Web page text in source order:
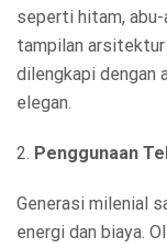
seperti hitam, abu-
tampilan arsitektur
dilengkapi dengan
elegan.
2. Penggunaan
Generasi milenial
energi dan biaya.